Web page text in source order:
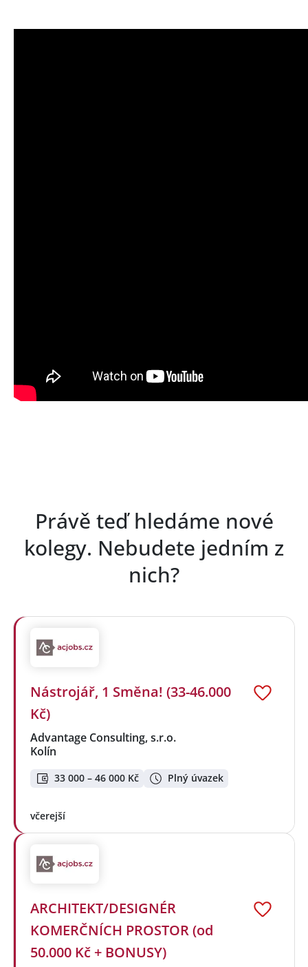
Právě teď hledáme nové
kolegy. Nebudete jedním z
nich?
Nástrojář, 1 Směna! (33-46.000
Kč)
Advantage Consulting, s.r.o.
Kolín
33 000 – 46 000 Kč Plný úvazek
včerejší
ARCHITEKT/DESIGNÉR
KOMERČNÍCH PROSTOR (od
50.000 Kč + BONUSY)